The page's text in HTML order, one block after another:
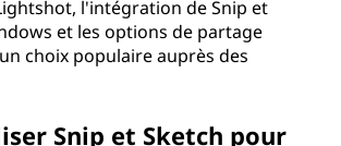
l'intégration de Snip et
et les options de partage
choix populaire auprès des
Snip et Sketch pour